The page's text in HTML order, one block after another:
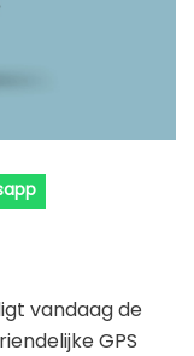
vandaag de
GPS